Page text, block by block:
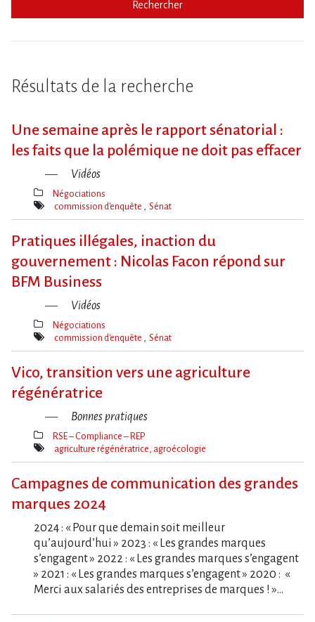
Rechercher
Résultats de la recherche
Une semaine après le rapport sénatorial :
les faits que la polémique ne doit pas effacer
Vidéos
Thèmes(s)
Négociations
Mot(s)-
commission d'enquête Sénat
Pratiques illégales, inaction du
gouvernement : Nicolas Facon répond sur
BFM Business
Vidéos
Thèmes(s)
Négociations
Mot(s)-
commission d'enquête Sénat
Vico, transition vers une agriculture
régénératrice
Bonnes pratiques
Thèmes(s)
RSE – Compliance – REP
Mot(s)-
agriculture régénératrice, agroécologie
Campagnes de communication des grandes
marques 2024
2024 : « Pour que demain soit meilleur
qu’aujourd’hui » 2023 : « Les grandes marques
s’engagent » 2022 : « Les grandes marques s’engagent
» 2021 : « Les grandes marques s’engagent » 2020 : «
Merci aux salariés des entreprises de marques ! »…